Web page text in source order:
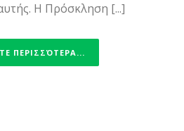
Η Πρόσκληση [...]
ΠΕΡΙΣΣΌΤΕΡΑ...